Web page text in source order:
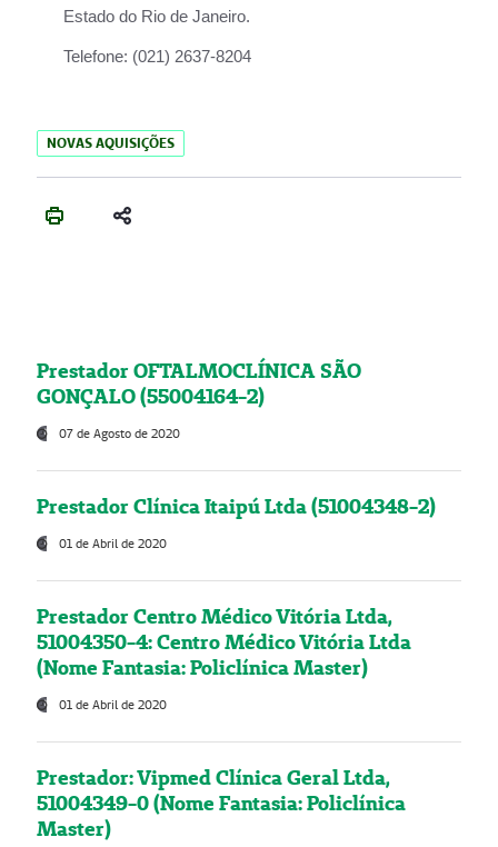
Estado do Rio de Janeiro.
Telefone: (021) 2637-8204
NOVAS AQUISIÇÕES
Prestador OFTALMOCLÍNICA SÃO
GONÇALO (55004164-2)
07 de Agosto de 2020
Prestador Clínica Itaipú Ltda (51004348-2)
01 de Abril de 2020
Prestador Centro Médico Vitória Ltda,
51004350-4: Centro Médico Vitória Ltda
(Nome Fantasia: Policlínica Master)
01 de Abril de 2020
Prestador: Vipmed Clínica Geral Ltda,
51004349-0 (Nome Fantasia: Policlínica
Master)